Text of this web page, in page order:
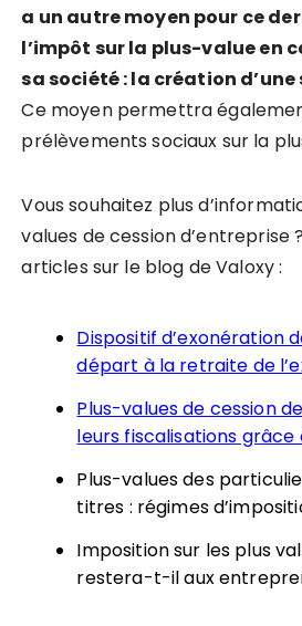
a un autre moyen pour ce
l’impôt sur la plus-value en
sa société : la création
Ce moyen permettra
prélèvements sociaux sur la
Vous souhaitez plus
values de cession d’entreprise
articles sur le blog de Valoxy :
Dispositif d’exonération
départ à la retraite de
Plus-values de cession
leurs fiscalisations grâce
Plus-values des
titres : régimes
Imposition sur les plus
restera-t-il aux